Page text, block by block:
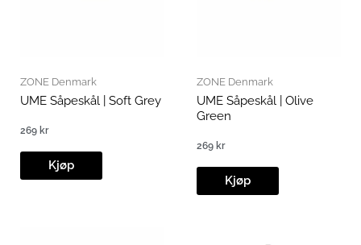
ZONE Denmark
UME Såpeskål | Soft Grey
269 kr
Kjøp
ZONE Denmark
UME Såpeskål | Olive
Green
269 kr
Kjøp